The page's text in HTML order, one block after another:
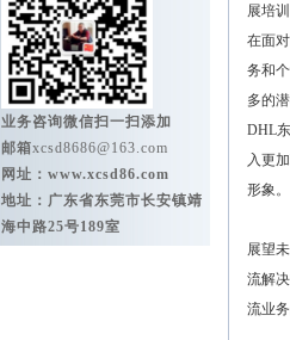
业务咨询微信扫一扫添加
邮箱xcsd8686@163.com
网址： www.xcsd86.com
地址：广东省东莞市长安镇靖
海中路25号189室
展培
在面
务和
多的
DHL
入更
形象。
展望
流解
流业